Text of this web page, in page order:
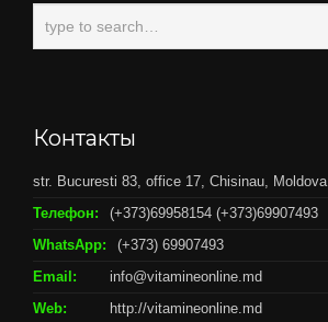
Контакты
str. Bucuresti 83, office 17, Chisinau, Moldova
Телефон:
(+373)69958154 (+373)69907493
WhatsApp:
(+373) 69907493
Email:
info@vitamineonline.md
Web:
http://vitamineonline.md